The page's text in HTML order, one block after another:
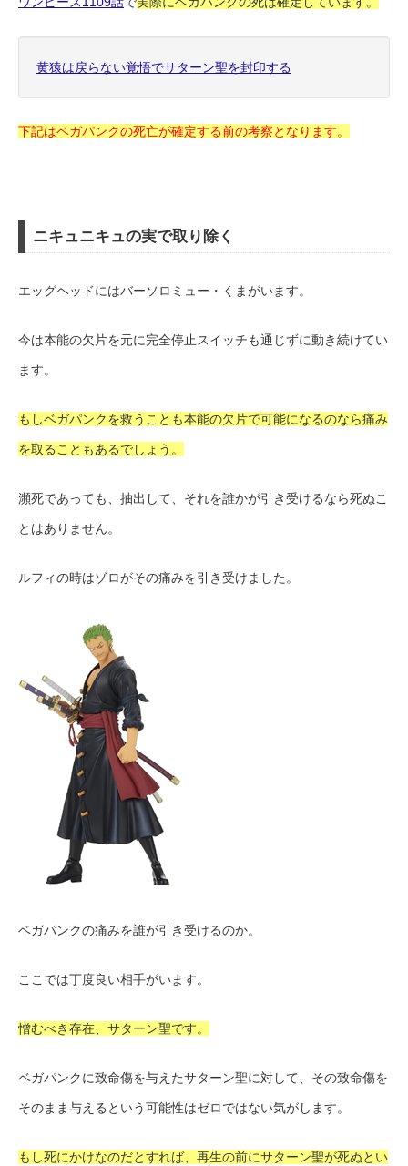
黄猿は戻らない覚悟でサターン聖を封印する
下記はベガパンクの死亡が確定する前の考察となります。
ニキュニキュの実で取り除く
エッグヘッドにはバーソロミュー・くまがいます。
今は本能の欠片を元に完全停止スイッチも通じずに動き続けてい
ます。
もしベガパンクを救うことも本能の欠片で可能になるのなら痛み
を取ることもあるでしょう。
瀕死であっても、抽出して、それを誰かが引き受けるなら死ぬこ
とはありません。
ルフィの時はゾロがその痛みを引き受けました。
ベガパンクの痛みを誰が引き受けるのか。
ここでは丁度良い相手がいます。
憎むべき存在、サターン聖です。
ベガパンクに致命傷を与えたサターン聖に対して、その致命傷を
そのまま与えるという可能性はゼロではない気がします。
もし死にかけなのだとすれば、再生の前にサターン聖が死ぬとい